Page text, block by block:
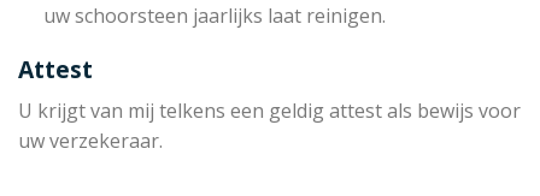
uw schoorsteen jaarlijks laat reinigen.
Attest
U krijgt van mij telkens een geldig attest als bewijs voor
uw verzekeraar.